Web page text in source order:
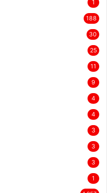
1
188
30
25
11
9
4
4
3
3
3
1